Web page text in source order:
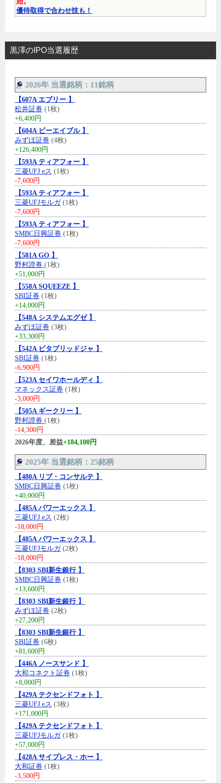
優待取得で合わせ技も！
黒澤のIPO当選履歴
2026年 当選銘柄：11銘柄
【607A エブリー 】
松井証券 (1枚)
+6,400円
【604A ビーエイブル 】
みずほ証券 (4枚)
+126,400円
【593A ティアフォー 】
三菱UFJ eス (1枚)
-7,600円
【593A ティアフォー 】
三菱UFJモルガ(1枚)
-7,600円
【593A ティアフォー 】
SMBC日興証券 (1枚)
-7,600円
【581A GO 】
野村證券 (1枚)
+51,000円
【558A SQUEEZE 】
SBI証券 (1枚)
+14,000円
【548A システムエグゼ 】
みずほ証券 (3枚)
+33,300円
【542A ビタブリッドジャ 】
SBI証券 (1枚)
-6,900円
【523A セイワホールディ 】
マネックス証券 (1枚)
-3,000円
【505A ギークリー 】
野村證券 (1枚)
-14,300円
2026年度、差益+184,100円
2025年 当選銘柄：25銘柄
【480A リブ・コンサルテ 】
SMBC日興証券 (1枚)
+40,000円
【485A パワーエックス 】
三菱UFJ eス (2枚)
-18,000円
【485A パワーエックス 】
三菱UFJモルガ(2枚)
-18,000円
【8303 SBI新生銀行 】
SMBC日興証券 (1枚)
+13,600円
【8303 SBI新生銀行 】
みずほ証券 (2枚)
+27,200円
【8303 SBI新生銀行 】
SBI証券 (6枚)
+81,600円
【446A ノースサンド 】
大和コネクト証券 (1枚)
+8,000円
【429A テクセンドフォト 】
三菱UFJ eス (3枚)
+171,000円
【429A テクセンドフォト 】
三菱UFJモルガ(1枚)
+57,000円
【428A サイプレス・ホー 】
大和証券 (1枚)
-3,500円